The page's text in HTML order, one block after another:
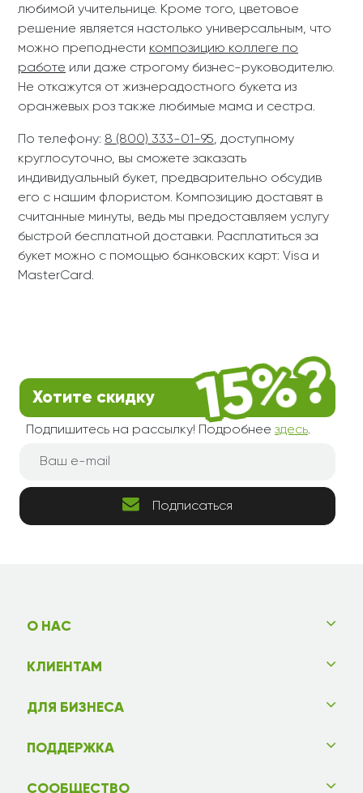
любимой учительнице. Кроме того, цветовое
решение является настолько универсальным, что
можно преподнести композицию коллеге по
работе или даже строгому бизнес-руководителю.
Не откажутся от жизнерадостного букета из
оранжевых роз также любимые мама и сестра.
По телефону: 8 (800) 333-01-95, доступному
круглосуточно, вы сможете заказать
индивидуальный букет, предварительно обсудив
его с нашим флористом. Композицию доставят в
считанные минуты, ведь мы предоставляем услугу
быстрой бесплатной доставки. Расплатиться за
букет можно с помощью банковских карт: Visa и
MasterCard.
Хотите скидку
Подпишитесь на рассылку! Подробнее здесь.
Подписаться
О НАС
КЛИЕНТАМ
ДЛЯ БИЗНЕСА
ПОДДЕРЖКА
СООБЩЕСТВО